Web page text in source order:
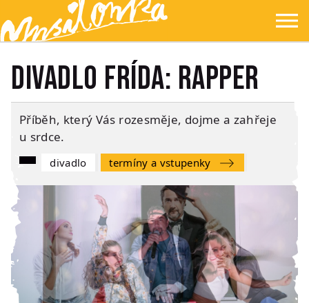
Přejít na hlavní obsah
Přejít na navigaci
Přejít na hledání
Ypsilonka ☰
Divadlo Frída: RAPPER
Příběh, který Vás rozesměje, dojme a zahřeje
u srdce.
Divadlo Termíny a vstupenky